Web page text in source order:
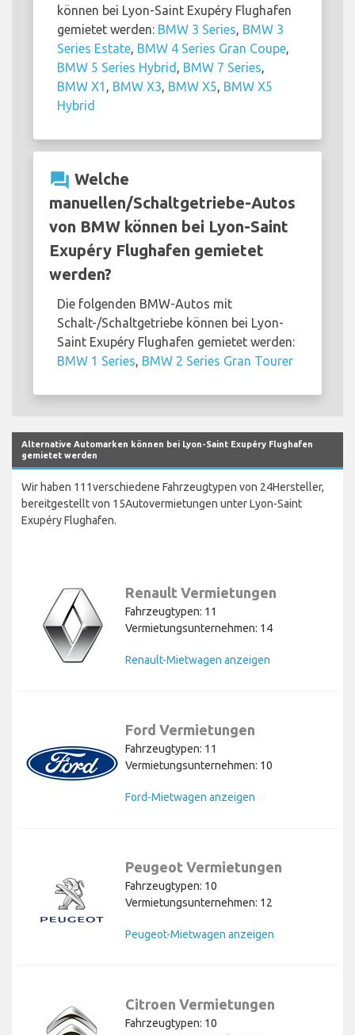
können bei Lyon-Saint Exupéry Flughafen
gemietet werden: BMW 3 Series, BMW 3
Series Estate, BMW 4 Series Gran Coupe,
BMW 5 Series Hybrid , BMW 7 Series,
BMW X1 , BMW X3, BMW X5, BMW X5
Hybrid
question_answer Welche
manuellen/Schaltgetriebe-Autos
von BMW können bei Lyon-Saint
Exupéry Flughafen gemietet
werden?
Die folgenden BMW-Autos mit
Schalt-/Schaltgetriebe können bei Lyon-
Saint Exupéry Flughafen gemietet werden:
BMW 1 Series, BMW 2 Series Gran Tourer
Alternative Automarken können bei Lyon-Saint Exupéry Flughafen
gemietet werden
Wir haben 111verschiedene Fahrzeugtypen von 24Hersteller,
bereitgestellt von 15Autovermietungen unter Lyon-Saint
Exupéry Flughafen.
Renault Vermietungen
Fahrzeugtypen: 11
Vermietungsunternehmen: 14
Renault-Mietwagen anzeigen
Ford Vermietungen
Fahrzeugtypen: 11
Vermietungsunternehmen: 10
Ford-Mietwagen anzeigen
Peugeot Vermietungen
Fahrzeugtypen: 10
Vermietungsunternehmen: 12
Peugeot-Mietwagen anzeigen
Citroen Vermietungen
Fahrzeugtypen: 10